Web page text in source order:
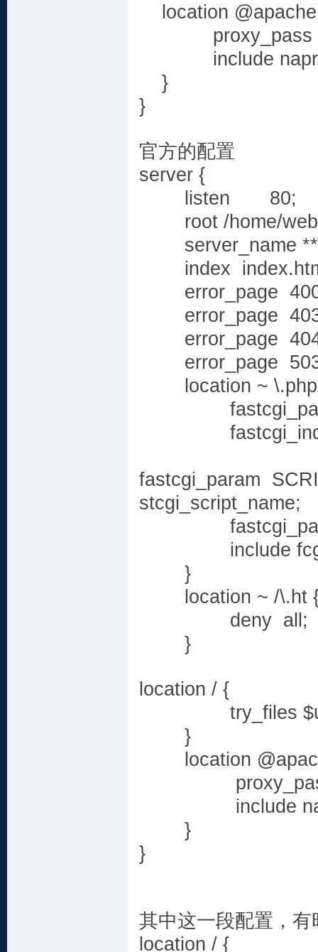
location
proxy_pass
include
}
}
官方的配置
server {
listen 80;
root /home/web/
server_name
index index.html
error_page 400
error_page 403
error_page 404
error_page 503
location ~
fastcgi_pass
fastcgi_index
fastcgi_param
stcgi_script_name;
fastcgi_param
include
}
location ~ /\.ht
deny all;
}
location / {
try_files $uri
}
location
proxy_pass
include
}
}
其中这一段配置，
location / {